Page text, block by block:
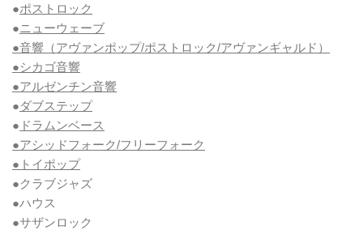
●ポストロック
●ニューウェーブ
●音響（アヴァンポップ/ポストロック/アヴァンギャルド）
●シカゴ音響
●アルゼンチン音響
●ダブステップ
● ドラムンベース
●アシッドフォーク/フリーフォーク
●トイポップ
●クラブジャズ
●ハウス
●サザンロック